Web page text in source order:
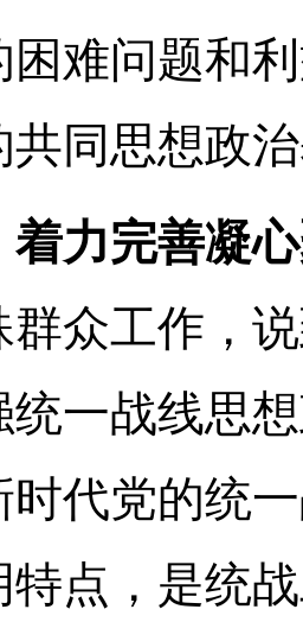
困难问题和
共同思想政
着力完善凝
群众工作，
统一战线思
时代党的统
特点，是统